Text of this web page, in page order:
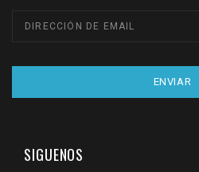
ENVIAR
SIGUENOS